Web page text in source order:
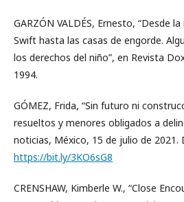
GARZÓN VALDÉS, Ernesto, “Desde
Swift hasta las casas de engorde.
los derechos del niño”, en Revista
1994.
GÓMEZ, Frida, “Sin futuro ni
resueltos y menores obligados a
noticias, México, 15 de julio de 2021.
https://bit.ly/3KO6sG8
CRENSHAW, Kimberle W., “Close